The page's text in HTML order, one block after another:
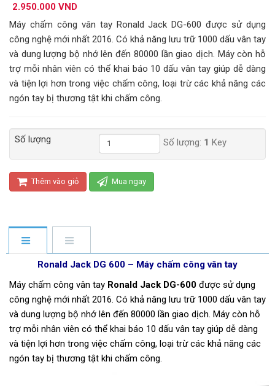
2.950.000 VND
Máy chấm công vân tay Ronald Jack DG-600 được sử dụng
công nghệ mới nhất 2016. Có khả năng lưu trữ 1000 dấu vân tay
và dung lượng bộ nhớ lên đến 80000 lần giao dịch. Máy còn hỗ
trợ mỗi nhân viên có thể khai báo 10 dấu vân tay giúp dễ dàng
và tiện lợi hơn trong việc chấm công, loại trừ các khả năng các
ngón tay bị thương tật khi chấm công.
Số lượng Số lượng: 1 Key
Thêm vào giỏ Mua ngay
Ronald Jack DG 600 – Máy chấm công vân tay
Máy chấm công vân tay Ronald Jack DG-600 được sử dụng
công nghệ mới nhất 2016. Có khả năng lưu trữ 1000 dấu vân tay
và dung lượng bộ nhớ lên đến 80000 lần giao dịch. Máy còn hỗ
trợ mỗi nhân viên có thể khai báo 10 dấu vân tay giúp dễ dàng
và tiện lợi hơn trong việc chấm công, loại trừ các khả năng các
ngón tay bị thương tật khi chấm công.